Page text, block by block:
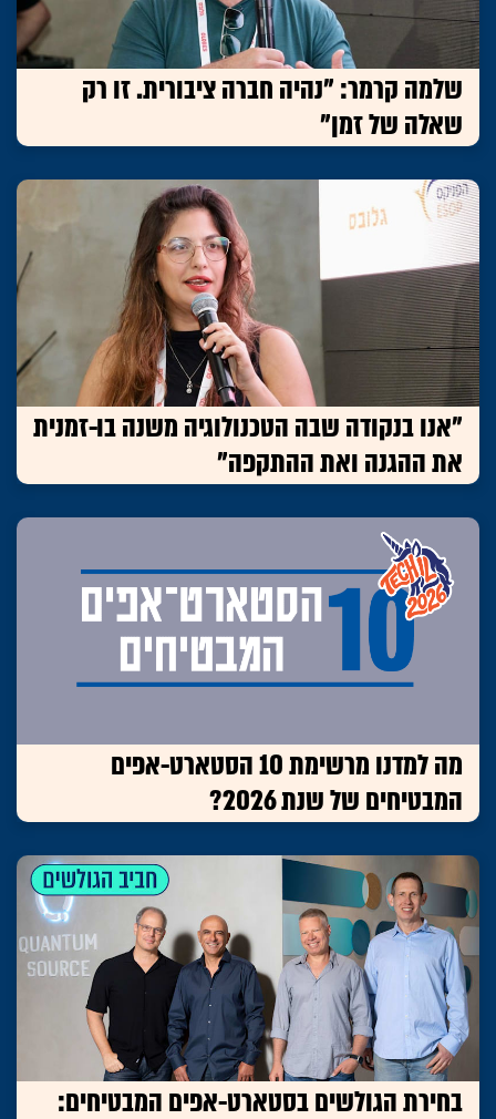
שלמה קרמר: "נהיה חברה ציבורית. זו רק
שאלה של זמן"
"אנו בנקודה שבה הטכנולוגיה משנה בו-זמנית
את ההגנה ואת ההתקפה"
מה למדנו מרשימת 10 הסטארט-אפים
המבטיחים של שנת 2026?
בחירת הגולשים בסטארט-אפים המבטיחים: